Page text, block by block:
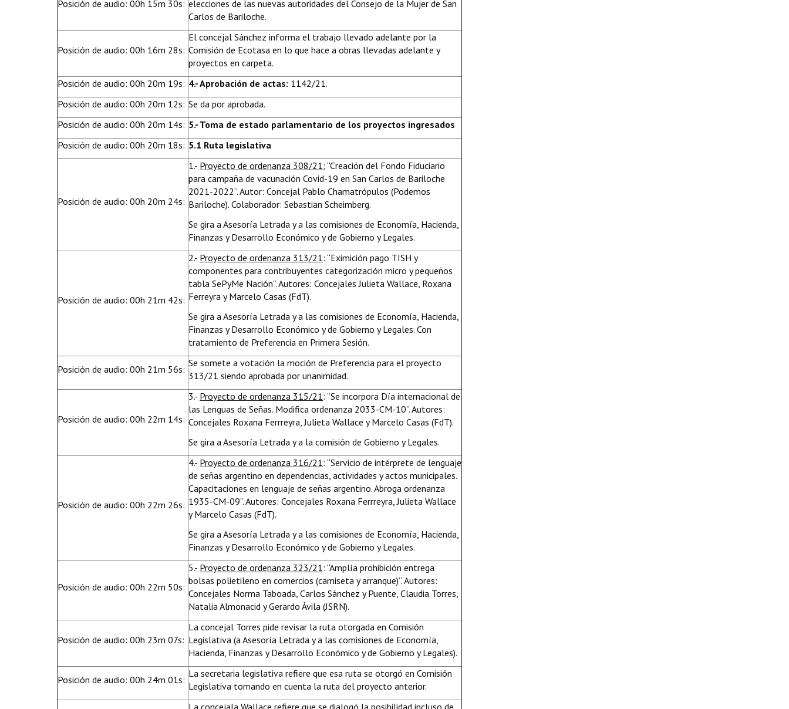
Posición de audio: 00h 15m 30s: elecciones de las nuevas autoridades del Consejo de la Mujer de San
Carlos de Bariloche.
Posición de audio: 00h 16m 28s:
El concejal Sánchez informa el trabajo llevado adelante por la
Comisión de Ecotasa en lo que hace a obras llevadas adelante y
proyectos en carpeta.
Posición de audio: 00h 20m 19s: 4.- Aprobación de actas: 1142/21.
Posición de audio: 00h 20m 12s: Se da por aprobada.
Posición de audio: 00h 20m 14s: 5.- Toma de estado parlamentario de los proyectos ingresados
Posición de audio: 00h 20m 18s: 5.1 Ruta legislativa
Posición de audio: 00h 20m 24s:
1.- Proyecto de ordenanza 308/21: “Creación del Fondo Fiduciario
para campaña de vacunación Covid-19 en San Carlos de Bariloche
2021-2022”. Autor: Concejal Pablo Chamatrópulos (Podemos
Bariloche). Colaborador: Sebastian Scheimberg.
Se gira a Asesoría Letrada y a las comisiones de Economía, Hacienda,
Finanzas y Desarrollo Económico y de Gobierno y Legales.
Posición de audio: 00h 21m 42s:
2.- Proyecto de ordenanza 313/21: “Eximición pago TISH y
componentes para contribuyentes categorización micro y pequeños
tabla SePyMe Nación”. Autores: Concejales Julieta Wallace, Roxana
Ferreyra y Marcelo Casas (FdT).
Se gira a Asesoría Letrada y a las comisiones de Economía, Hacienda,
Finanzas y Desarrollo Económico y de Gobierno y Legales. Con
tratamiento de Preferencia en Primera Sesión.
Posición de audio: 00h 21m 56s:
Se somete a votación la moción de Preferencia para el proyecto
313/21 siendo aprobada por unanimidad.
Posición de audio: 00h 22m 14s:
3.- Proyecto de ordenanza 315/21: “Se incorpora Día internacional de
las Lenguas de Señas. Modifica ordenanza 2033-CM-10”. Autores:
Concejales Roxana Ferrreyra, Julieta Wallace y Marcelo Casas (FdT).
Se gira a Asesoría Letrada y a la comisión de Gobierno y Legales.
Posición de audio: 00h 22m 26s:
4.- Proyecto de ordenanza 316/21: “Servicio de intérprete de lenguaje
de señas argentino en dependencias, actividades y actos municipales.
Capacitaciones en lenguaje de señas argentino. Abroga ordenanza
1935-CM-09”. Autores: Concejales Roxana Ferrreyra, Julieta Wallace
y Marcelo Casas (FdT).
Se gira a Asesoría Letrada y a las comisiones de Economía, Hacienda,
Finanzas y Desarrollo Económico y de Gobierno y Legales.
Posición de audio: 00h 22m 50s:
5.- Proyecto de ordenanza 323/21: “Amplía prohibición entrega
bolsas polietileno en comercios (camiseta y arranque)”. Autores:
Concejales Norma Taboada, Carlos Sánchez y Puente, Claudia Torres,
Natalia Almonacid y Gerardo Ávila (JSRN).
Posición de audio: 00h 23m 07s:
La concejal Torres pide revisar la ruta otorgada en Comisión
Legislativa (a Asesoría Letrada y a las comisiones de Economía,
Hacienda, Finanzas y Desarrollo Económico y de Gobierno y Legales).
Posición de audio: 00h 24m 01s:
La secretaria legislativa refiere que esa ruta se otorgó en Comisión
Legislativa tomando en cuenta la ruta del proyecto anterior.
La concejala Wallace refiere que se dialogó la posibilidad incluso de